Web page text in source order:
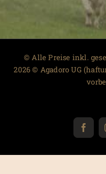
© Alle Preise inkl.
2026 © Agadoro UG